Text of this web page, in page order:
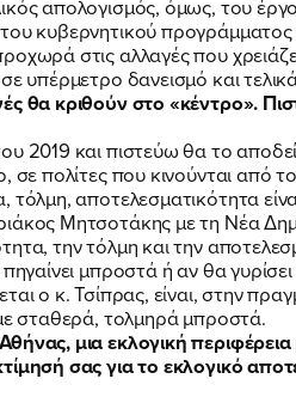
ΕΛΑ ΚΙ
FB IN TW YT
απολογισμός, όμως, του
κυβερνητικού
στις αλλαγές που
υπέρμετρο δανεισμό και
θα κριθούν στο «κέντρο».
2019 και πιστεύω θα το
σε πολίτες που κινούνται
αποτελεσματικότητα
Μητσοτάκης με τη Νέα
την τόλμη και την
μπροστά ή αν θα
ο κ. Τσίπρας, είναι, στην
σταθερά, τολμηρά μπροστά.
μια εκλογική
σας για το εκλογικό